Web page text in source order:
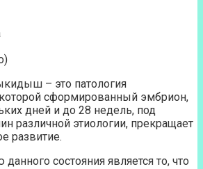
– это патология
сформированный эмбрион,
дней и до 28 недель, под
различной этиологии, прекращает
развитие.
состояния является то, что